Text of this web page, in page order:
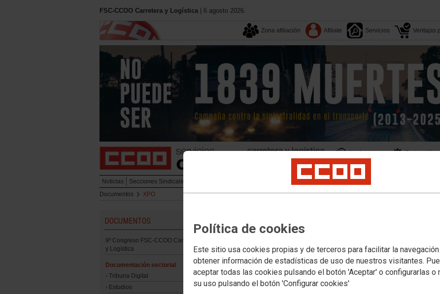
Política de cookies
Este sitio usa cookies propias y de terceros para facilitar la
obtener información de estadísticas de uso de nuestros visitantes.
aceptar todas las cookies pulsando el botón 'Aceptar' o configurarlas o
su uso pulsando el botón 'Configurar cookies'
FSC-CCOO Carretera y Logística | 6 agosto 2026.
Zona afiliación Afiliate Servicios Ventajas
Aquí estamos Federación
Territorios
Noticias Secciones Sindicales
Documentos
XPO
DOCUMENTOS
9º Congreso FSC-CCOO Carretera
y Logística
Documentación sectorial
Tribuna Digital
Estudios